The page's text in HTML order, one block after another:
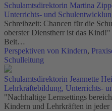
Schulamtsdirektorin Martina
Unterrichts- und
Schreibzeit: Chancen für die
oberster Dienstherr ist das Kind!"
Beit…
Perspektiven von Kindern,
Schulleitung
Schulamtsdirektorin Jeannette
Lehrkräftebildung, Unterrichts-
"Nachhaltige Lernsettings
Kindern und Lehrkräften in